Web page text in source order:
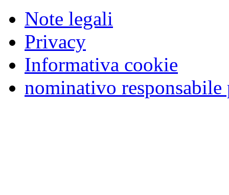
Note legali
Privacy
Informativa cookie
nominativo